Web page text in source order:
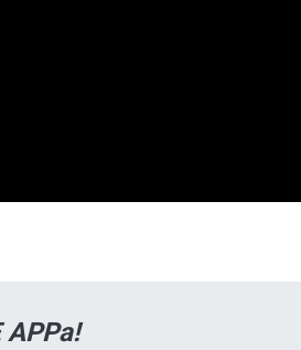
APPa!